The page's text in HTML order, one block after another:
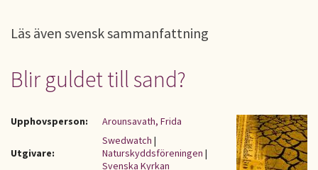
Läs även svensk sammanfattning
Blir guldet till sand?
Upphovsperson: Arounsavath, Frida
Utgivare:
Swedwatch |
Naturskyddsföreningen |
Svenska Kyrkan